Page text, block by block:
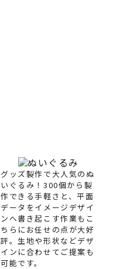
グッズ製作で大人気のぬ
いぐるみ！300個から製
作できる手軽さと、平面
データをイメージデザイ
ンへ書き起こす作業もこ
ちらにお任せの点が大好
評。生地や形状などデザ
インに合わせてご提案も
可能です。